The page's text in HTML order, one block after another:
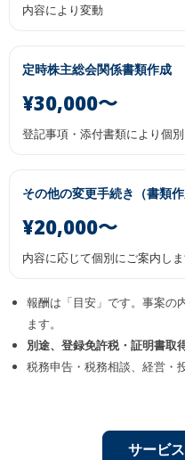
内容により変動
定時株主総会関係書類作成
¥30,000〜
登記事項・添付書類により個
その他の変更手続き（書類作
¥20,000〜
内容に応じて個別にご案内し
報酬は「目安」です。事案の
ます。
別途、登録免許税・証明書取
税務申告・税務相談、経営・
サービ